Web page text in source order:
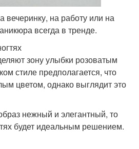
вечеринку, на работу или на
всегда в тренде.
зону улыбки розоватым
стиле предполагается, что
цветом, однако выглядит это
нежный и элегантный, то
будет идеальным решением.